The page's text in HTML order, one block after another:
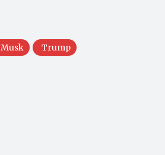
Musk Trump